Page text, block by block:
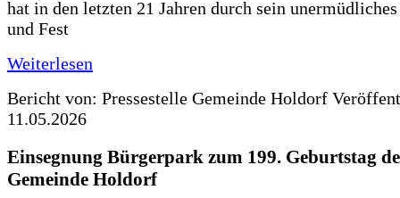
hat in den letzten 21 Jahren durch sein
und Fest
Weiterlesen
Bericht von: Pressestelle Gemeinde Holdorf
11.05.2026
Einsegnung Bürgerpark zum 199. Geburtstag
Gemeinde Holdorf